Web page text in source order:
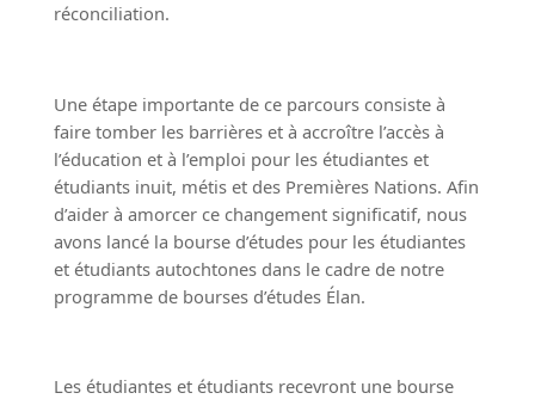
réconciliation.
Une étape importante de ce parcours consiste à
faire tomber les barrières et à accroître l’accès à
l’éducation et à l’emploi pour les étudiantes et
étudiants inuit, métis et des Premières Nations. Afin
d’aider à amorcer ce changement significatif, nous
avons lancé la bourse d’études pour les étudiantes
et étudiants autochtones dans le cadre de notre
programme de bourses d’études Élan.
Les étudiantes et étudiants recevront une bourse